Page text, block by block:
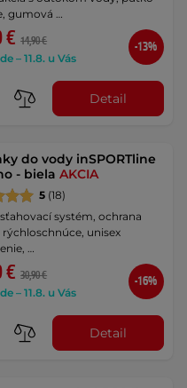
gumová …
€ 14,90 €
– 11.8. u Vás
-13%
Detail
do vody inSPORTline
- bielaAKCIA
5 (18)
systém, ochrana
rýchloschnúce, unisex
…
€ 30,90 €
– 11.8. u Vás
-16%
Detail